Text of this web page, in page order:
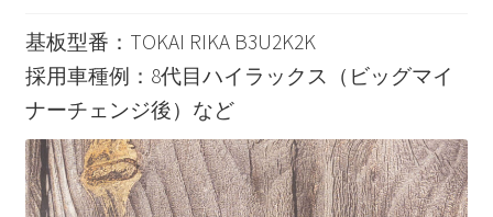
基板型番：TOKAI RIKA B3U2K2K
採用車種例：8代目ハイラックス（ビッグマイ
ナーチェンジ後）など